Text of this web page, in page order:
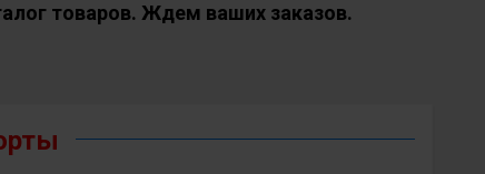
товаров. Ждем ваших заказов.